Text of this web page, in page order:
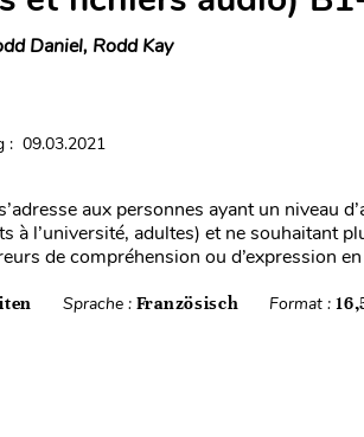
Daniel, Rodd Kay
: 09.03.2021
aux personnes ayant un niveau
à l’université, adultes) et ne souhaitant
de compréhension ou d’expression
Sprache : Französisch Format :